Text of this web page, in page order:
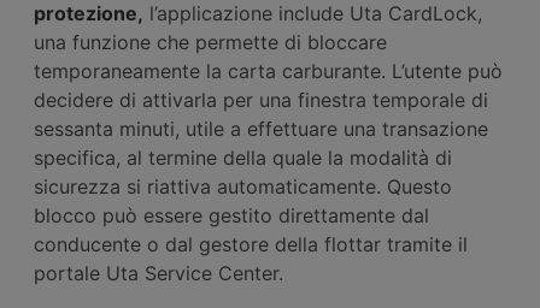
protezione, l’applicazione include Uta CardLock,
una funzione che permette di bloccare
temporaneamente la carta carburante. L’utente può
decidere di attivarla per una finestra temporale di
sessanta minuti, utile a effettuare una transazione
specifica, al termine della quale la modalità di
sicurezza si riattiva automaticamente. Questo
blocco può essere gestito direttamente dal
conducente o dal gestore della flottar tramite il
portale Uta Service Center.